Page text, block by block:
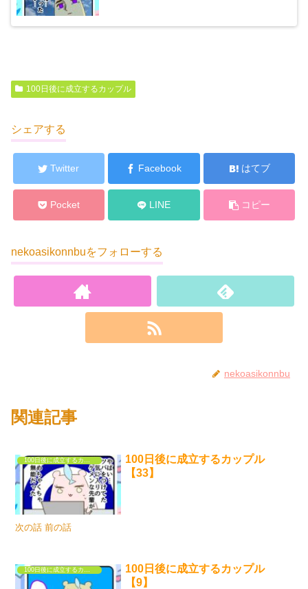
100日後に成立するカップル
シェアする
Twitter Facebook はてブ
Pocket LINE コピー
nekoasikonnbuをフォローする
nekoasikonnbu
関連記事
100日後に成立するカップル
100日後に成立するカップル
【33】
次の話 前の話
100日後に成立するカップル
【9】